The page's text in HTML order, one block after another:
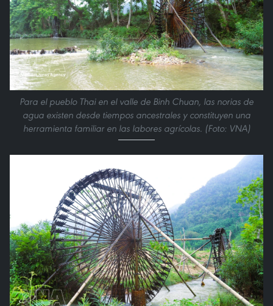
Para el pueblo Thai en el valle de Binh Chuan, las norias de
agua existen desde tiempos ancestrales y constituyen una
herramienta familiar en las labores agrícolas. (Foto: VNA)